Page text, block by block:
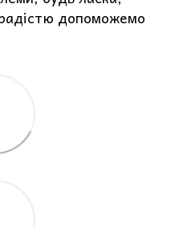
допоможемо